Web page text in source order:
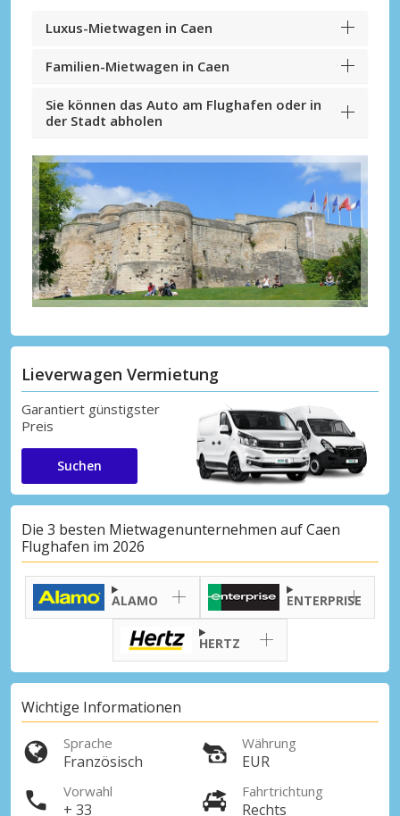
Luxus-Mietwagen in Caen
Familien-Mietwagen in Caen
Sie können das Auto am Flughafen oder in
der Stadt abholen
Lieverwagen Vermietung
Garantiert günstigster
Preis
Suchen
Die 3 besten Mietwagenunternehmen auf Caen
Flughafen im 2026
ALAMO ENTERPRISE
HERTZ
Wichtige Informationen
Sprache
Französisch
Währung
EUR
Vorwahl
+ 33
Fahrtrichtung
Rechts